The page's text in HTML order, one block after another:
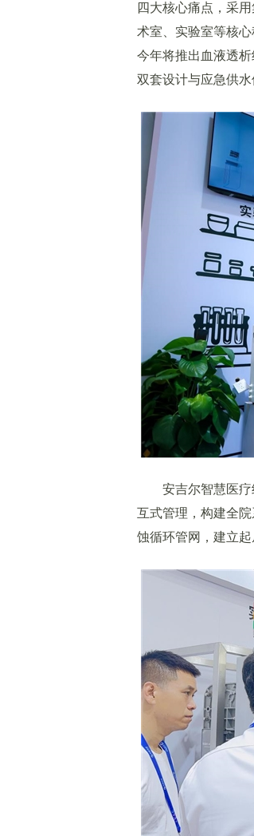
四大核心痛点，采
术室、实验室等核
今年将推出血液透
双套设计与应急供
安吉尔智慧医疗
互式管理，构建全
蚀循环管网，建立起